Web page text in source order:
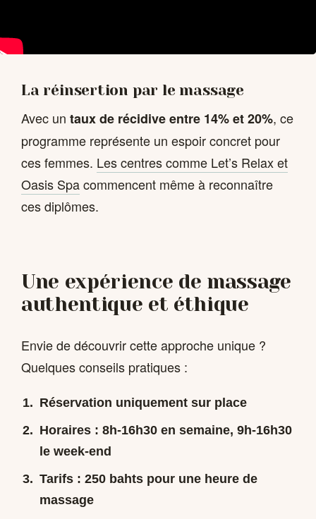
La réinsertion par le massage
Avec un taux de récidive entre 14% et 20%, ce
programme représente un espoir concret pour
ces femmes. Les centres comme Let’s Relax et
Oasis Spacommencent même à reconnaître
ces diplômes.
Une expérience de massage
authentique et éthique
Envie de découvrir cette approche unique ?
Quelques conseils pratiques :
Réservation uniquement sur place
Horaires : 8h-16h30 en semaine, 9h-16h30
le week-end
Tarifs : 250 bahts pour une heure de
massage